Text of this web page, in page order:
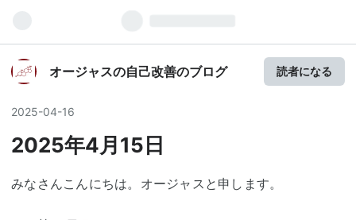
オージャスの自己改善のブログ 読者になる
2025-04-16
2025年4月15日
みなさんこんにちは。オージャスと申します。